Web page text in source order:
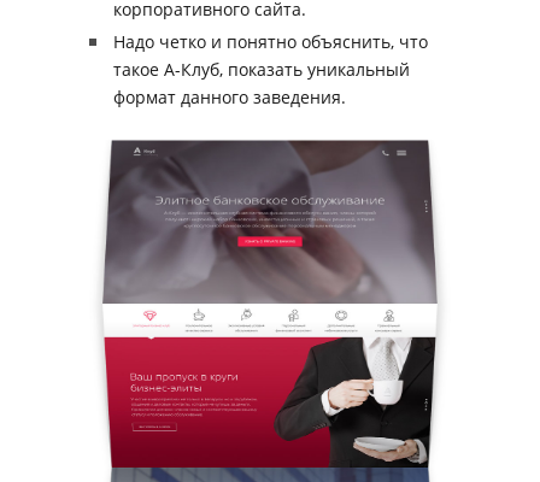
корпоративного сайта.
Надо четко и понятно объяснить, что
такое А-Клуб, показать уникальный
формат данного заведения.